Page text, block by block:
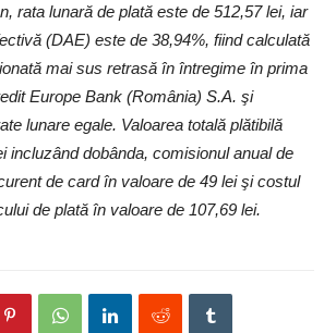
rata lunară de plată este de 512,57 lei, iar
(DAE) este de 38,94%, fiind calculată
mai sus retrasă în întregime în prima
Europe Bank (România) S.A. şi
lunare egale. Valoarea totală plătibilă
incluzând dobânda, comisionul anual de
de card în valoare de 49 lei şi costul
de plată în valoare de 107,69 lei.